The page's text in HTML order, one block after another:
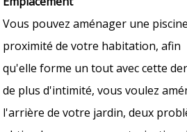
Vous pouvez aménager une
proximité de votre habitation, afin
qu'elle forme un tout avec cette
de plus d'intimité, vous voulez
l'arrière de votre jardin, deux